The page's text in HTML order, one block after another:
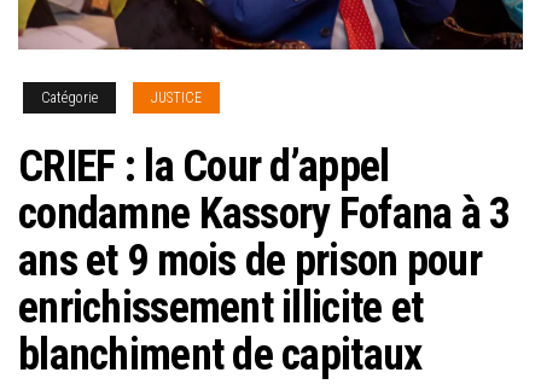
Catégorie JUSTICE
CRIEF : la Cour d’appel
condamne Kassory Fofana à 3
ans et 9 mois de prison pour
enrichissement illicite et
blanchiment de capitaux